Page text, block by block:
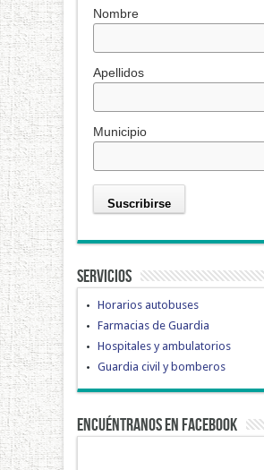
Nombre
Apellidos
Municipio
Servicios
Horarios autobuses
Farmacias de Guardia
Hospitales y ambulatorios
Guardia civil y bomberos
Encuéntranos en Facebook